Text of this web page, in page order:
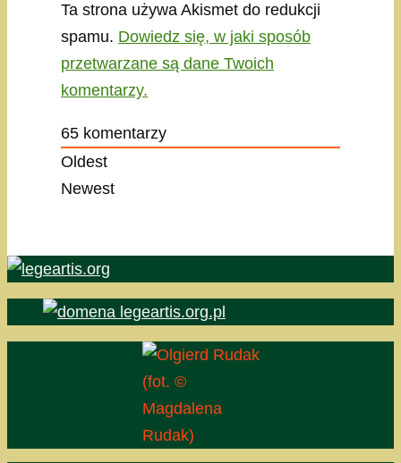
Ta strona używa Akismet do redukcji
spamu. Dowiedz się, w jaki sposób
przetwarzane są dane Twoich
komentarzy.
65 komentarzy
Oldest
Newest
(fot. ©
Magdalena
Rudak)